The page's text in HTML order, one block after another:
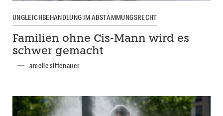
UNGLEICHBEHANDLUNG IM ABSTAMMUNGSRECHT
Familien ohne Cis-Mann wird es
schwer gemacht
amelie sittenauer